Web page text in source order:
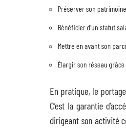
Préserver son
Bénéficier d’un statut
Mettre en avant son
Élargir son réseau grâce
En pratique, le
C’est la garantie
dirigeant son activité